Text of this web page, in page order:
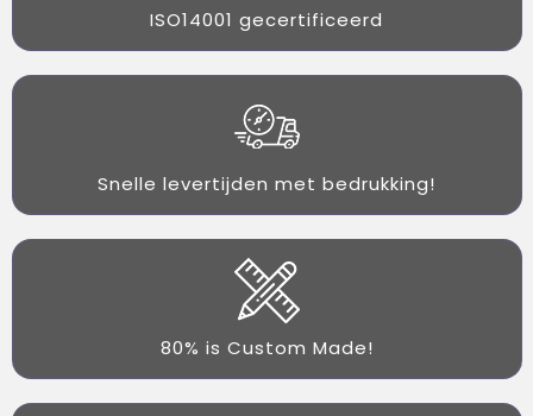
ISO14001 gecertificeerd
Snelle levertijden met bedrukking!
80% is Custom Made!